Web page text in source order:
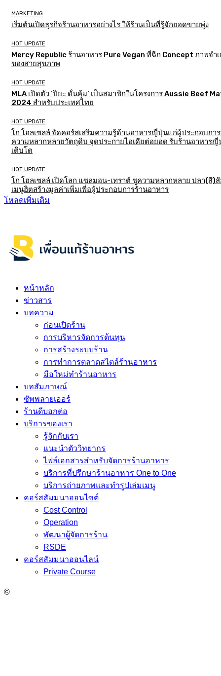
MARKETING
เริ่มต้นเปิดธุรกิจร้านอาหารอย่างไร ให้ร้านเป็นที่รู้จักยอดขายพุ่ง
HOT UPDATE
Mercy Republic ร้านอาหาร Pure Vegan ที่ฉีก Concept ภาพจำเ
ของสายสุขภาพ
HOT UPDATE
MLA เปิดตัว ‘ปิยะ ดั่นคุ้ม’ เป็นสมาชิกในโครงการ Aussie Beef
2024 สำหรับประเทศไทย
HOT UPDATE
โก โฮลเซลล์ จัดคอร์สเสริมความรู้ด้านอาหารญี่ปุ่นแก่ผู้ประกอบกา
ความหลากหลายวัตถุดิบ จุดประกายไอเดียต่อยอด รับร้านอาหาร
เติบโต
HOT UPDATE
โก โฮลเซลล์ เปิดโลก แซลมอน-เทราต์ ชูความหลากหลาย ปลา(สี)
เมนูฮิตสร้างมูลค่าเพิ่มเพื่อผู้ประกอบการร้านอาหาร
โหลดเพิ่มเติม
หน้าหลัก
ข่าวสาร
บทความ
ก่อนเปิดร้าน
การบริหารจัดการต้นทุน
การสร้างระบบร้าน
การทำการตลาดสไตล์ร้านอาหาร
มือใหม่ทำร้านอาหาร
บทสัมภาษณ์
ซัพพลายเออร์
ร้านดีบอกต่อ
บริการของเรา
รู้จักกับเรา
แนะนำตัววิทยากร
ไฟล์เอกสารสำหรับจัดการร้านอาหาร
บริการที่ปรึกษาร้านอาหาร One to One
บริการถ่ายภาพและทำรูปเล่มเมนู
คอร์สสัมมนาออนไซต์
Cost Control
Operation
พัฒนาผู้จัดการร้าน
RSDE
คอร์สสัมมนาออนไลน์
Private Course
©